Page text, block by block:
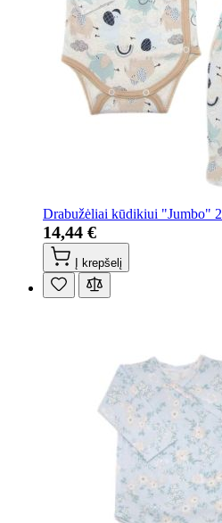
Drabužėliai kūdikiui "Jumbo"
14,44 €
Į krepšelį